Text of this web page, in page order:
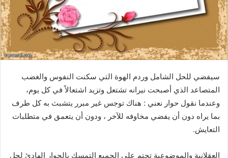
ك
و
ي
ا
سيفضي للحل الشامل وردم الهوة التي سكنت النفوس والغضب
المتصاعد الذي أصبحت نيرانه تشتعل وتزيد اشتعالاً في كل يوم،
وعندما نقول حوار نعني : هناك توجس غير مبرر يتشبث به كل طرف
بما يراه دون أن يفضي مخاوفه للآخر ، ودون أن يتعمق في متطلبات
التعايش.
العقلانية والموضوعية تحتم على الجميع التمسك بالحوار الهادئ لحل